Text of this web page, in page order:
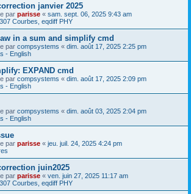
janvier 2025
par parisse « sam. sept. 06, 2025 9:43 am
Courbes, eqdiff PHY
in a sum and simplify cmd
par compsystems « dim. août 17, 2025 2:25 pm
- English
EXPAND cmd
par compsystems « dim. août 17, 2025 2:09 pm
- English
par compsystems « dim. août 03, 2025 2:04 pm
- English
par parisse « jeu. juil. 24, 2025 4:24 pm
juin2025
par parisse « ven. juin 27, 2025 11:17 am
Courbes, eqdiff PHY